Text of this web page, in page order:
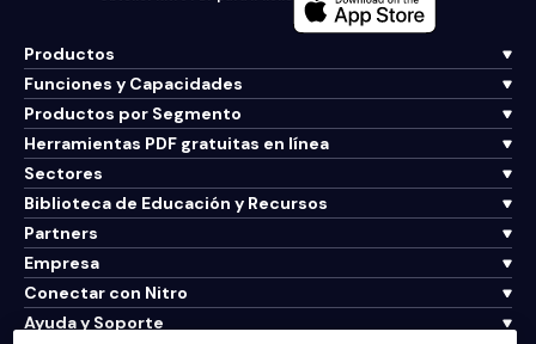
Productos
Funciones y Capacidades
Productos por Segmento
Herramientas PDF gratuitas en línea
Sectores
Biblioteca de Educación y Recursos
Partners
Empresa
Conectar con Nitro
Ayuda y Soporte